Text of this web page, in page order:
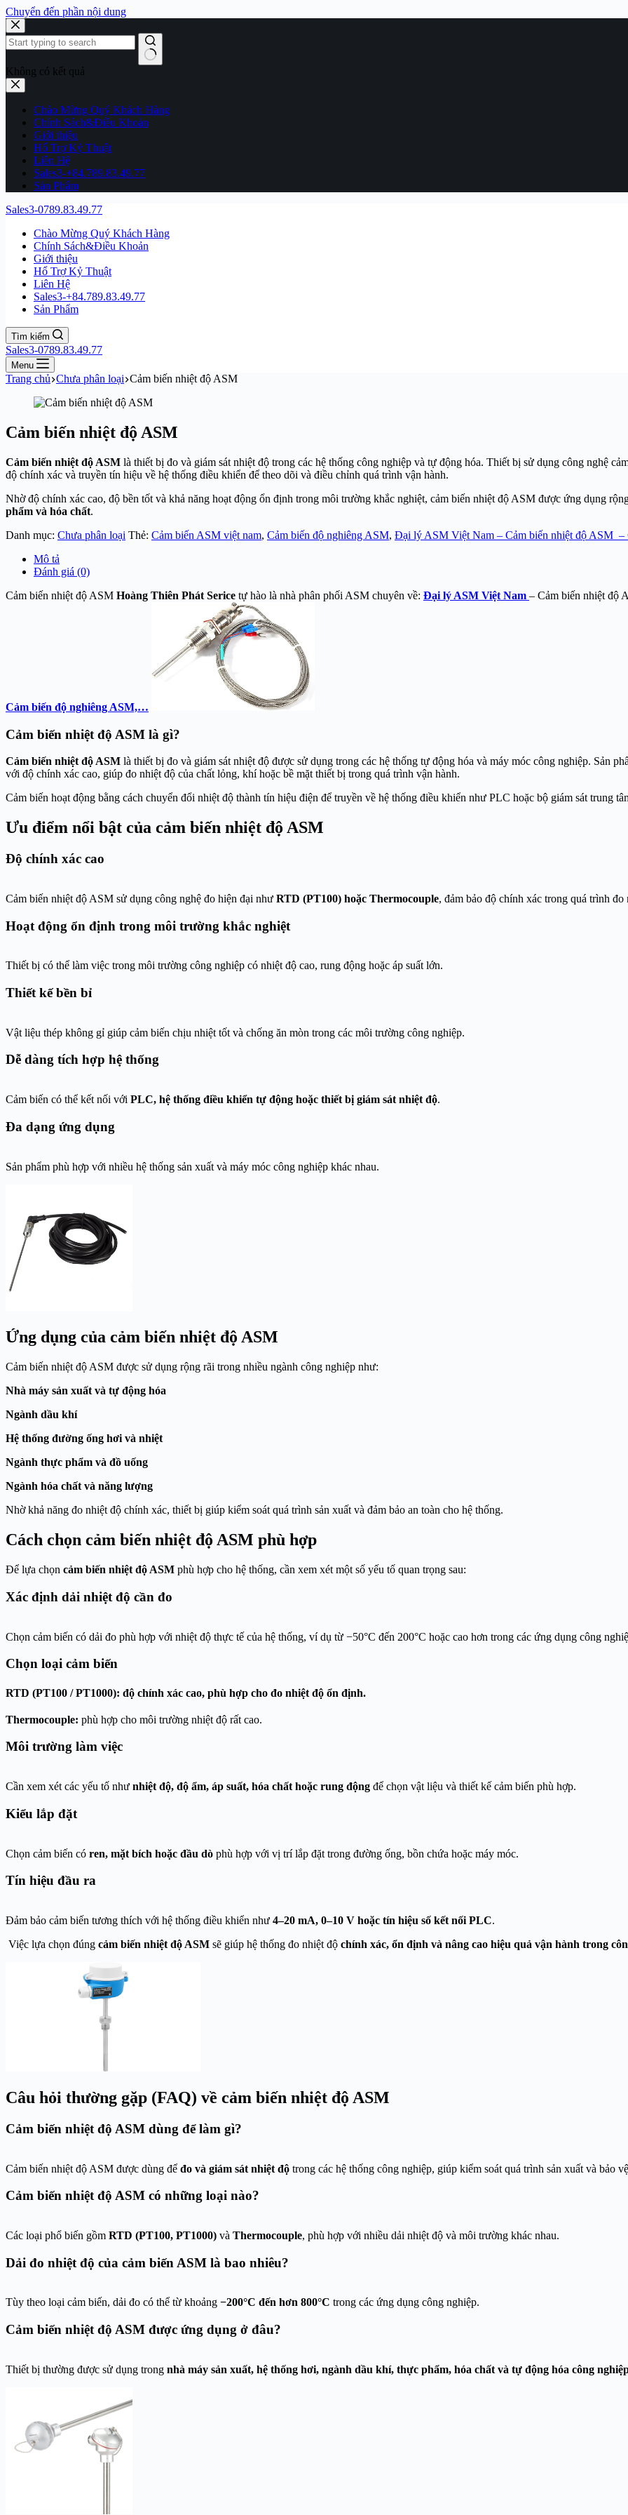
Chuyển đến phần nội dung
Không có kết quả
Chào Mừng Quý Khách Hàng
Chính Sách&Điều Khoản
Giới thiệu
Hổ Trợ Kỷ Thuật
Liên Hệ
Sales3-+84.789.83.49.77
Sản Phẩm
Sales3-0789.83.49.77
Chào Mừng Quý Khách Hàng
Chính Sách&Điều Khoản
Giới thiệu
Hổ Trợ Kỷ Thuật
Liên Hệ
Sales3-+84.789.83.49.77
Sản Phẩm
Tìm kiếm
Sales3-0789.83.49.77
Menu
Trang chủ Chưa phân loại Cảm biến nhiệt độ ASM
Cảm biến nhiệt độ ASM
Cảm biến nhiệt độ ASM là thiết bị đo và giám sát nhiệt độ trong các hệ thống công nghiệp và tự động hóa. Thiết bị sử dụng công nghệ
độ chính xác và truyền tín hiệu về hệ thống điều khiển để theo dõi và điều chỉnh quá trình vận hành.
Nhờ độ chính xác cao, độ bền tốt và khả năng hoạt động ổn định trong môi trường khắc nghiệt, cảm biến nhiệt độ ASM được ứng dụng
phẩm và hóa chất.
Danh mục: Chưa phân loại Thẻ: Cảm biến ASM việt nam, Cảm biến độ nghiêng ASM, Đại lý ASM Việt Nam – Cảm biến nhiệt độ ASM –
Mô tả
Đánh giá (0)
Cảm biến nhiệt độ ASM Hoàng Thiên Phát Serice tự hào là nhà phân phối ASM chuyên về: Đại lý ASM Việt Nam – Cảm biến nhiệt độ
Cảm biến độ nghiêng ASM,…
Cảm biến nhiệt độ ASM là gì?
Cảm biến nhiệt độ ASM là thiết bị đo và giám sát nhiệt độ được sử dụng trong các hệ thống tự động hóa và máy móc công nghiệp. Sản
với độ chính xác cao, giúp đo nhiệt độ của chất lỏng, khí hoặc bề mặt thiết bị trong quá trình vận hành.
Cảm biến hoạt động bằng cách chuyển đổi nhiệt độ thành tín hiệu điện để truyền về hệ thống điều khiển như PLC hoặc bộ giám sát trung
Ưu điểm nổi bật của cảm biến nhiệt độ ASM
Độ chính xác cao
Cảm biến nhiệt độ ASM sử dụng công nghệ đo hiện đại như RTD (PT100) hoặc Thermocouple, đảm bảo độ chính xác trong quá trình đo
Hoạt động ổn định trong môi trường khắc nghiệt
Thiết bị có thể làm việc trong môi trường công nghiệp có nhiệt độ cao, rung động hoặc áp suất lớn.
Thiết kế bền bỉ
Vật liệu thép không gỉ giúp cảm biến chịu nhiệt tốt và chống ăn mòn trong các môi trường công nghiệp.
Dễ dàng tích hợp hệ thống
Cảm biến có thể kết nối với PLC, hệ thống điều khiển tự động hoặc thiết bị giám sát nhiệt độ.
Đa dạng ứng dụng
Sản phẩm phù hợp với nhiều hệ thống sản xuất và máy móc công nghiệp khác nhau.
Ứng dụng của cảm biến nhiệt độ ASM
Cảm biến nhiệt độ ASM được sử dụng rộng rãi trong nhiều ngành công nghiệp như:
Nhà máy sản xuất và tự động hóa
Ngành dầu khí
Hệ thống đường ống hơi và nhiệt
Ngành thực phẩm và đồ uống
Ngành hóa chất và năng lượng
Nhờ khả năng đo nhiệt độ chính xác, thiết bị giúp kiểm soát quá trình sản xuất và đảm bảo an toàn cho hệ thống.
Cách chọn cảm biến nhiệt độ ASM phù hợp
Để lựa chọn cảm biến nhiệt độ ASM phù hợp cho hệ thống, cần xem xét một số yếu tố quan trọng sau:
Xác định dải nhiệt độ cần đo
Chọn cảm biến có dải đo phù hợp với nhiệt độ thực tế của hệ thống, ví dụ từ −50°C đến 200°C hoặc cao hơn trong các ứng dụng công
Chọn loại cảm biến
RTD (PT100 / PT1000): độ chính xác cao, phù hợp cho đo nhiệt độ ổn định.
Thermocouple: phù hợp cho môi trường nhiệt độ rất cao.
Môi trường làm việc
Cần xem xét các yếu tố như nhiệt độ, độ ẩm, áp suất, hóa chất hoặc rung động để chọn vật liệu và thiết kế cảm biến phù hợp.
Kiểu lắp đặt
Chọn cảm biến có ren, mặt bích hoặc đầu dò phù hợp với vị trí lắp đặt trong đường ống, bồn chứa hoặc máy móc.
Tín hiệu đầu ra
Đảm bảo cảm biến tương thích với hệ thống điều khiển như 4–20 mA, 0–10 V hoặc tín hiệu số kết nối PLC.
Việc lựa chọn đúng cảm biến nhiệt độ ASM sẽ giúp hệ thống đo nhiệt độ chính xác, ổn định và nâng cao hiệu quả vận hành trong
Câu hỏi thường gặp (FAQ) về cảm biến nhiệt độ ASM
Cảm biến nhiệt độ ASM dùng để làm gì?
Cảm biến nhiệt độ ASM được dùng để đo và giám sát nhiệt độ trong các hệ thống công nghiệp, giúp kiểm soát quá trình sản xuất và bảo
Cảm biến nhiệt độ ASM có những loại nào?
Các loại phổ biến gồm RTD (PT100, PT1000) và Thermocouple, phù hợp với nhiều dải nhiệt độ và môi trường khác nhau.
Dải đo nhiệt độ của cảm biến ASM là bao nhiêu?
Tùy theo loại cảm biến, dải đo có thể từ khoảng −200°C đến hơn 800°C trong các ứng dụng công nghiệp.
Cảm biến nhiệt độ ASM được ứng dụng ở đâu?
Thiết bị thường được sử dụng trong nhà máy sản xuất, hệ thống hơi, ngành dầu khí, thực phẩm, hóa chất và tự động hóa công